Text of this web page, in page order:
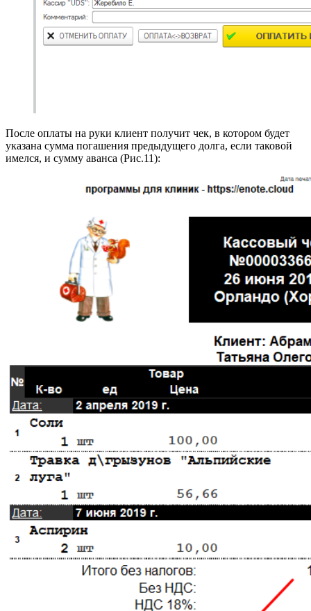
После оплаты на руки клиент получит чек, в котором будет
указана сумма погашения предыдущего долга, если таковой
имелся, и сумму аванса (Рис.11):